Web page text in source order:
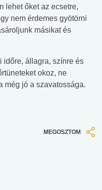
lehet őket az ecsetre,
nem érdemes gyötörni
másikat és
időre, állagra, színre és
okoz, ne
még jó a szavatossága.
MEGOSZTOM